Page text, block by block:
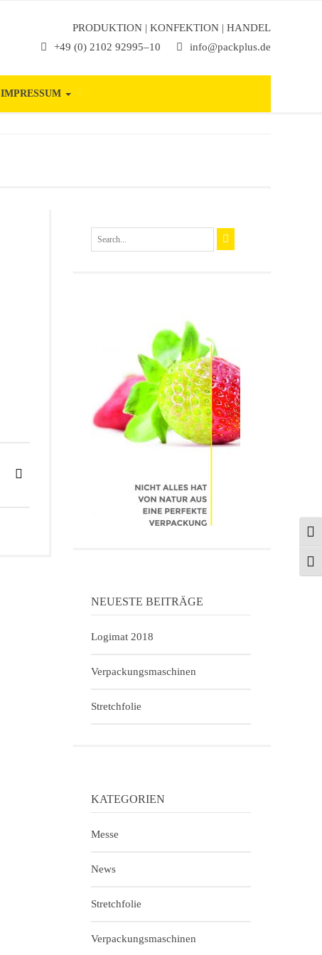
PRODUKTION | KONFEKTION | HANDEL
+49 (0) 2102 92995–10
info@packplus.de
IMPRESSUM
NEUESTE BEITRÄGE
Logimat 2018
Verpackungsmaschinen
Stretchfolie
KATEGORIEN
Messe
News
Stretchfolie
Verpackungsmaschinen